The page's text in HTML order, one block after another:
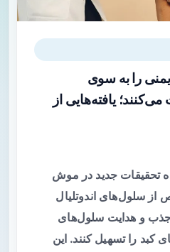
را به سوی
یافته‌هایی از
تحقیقات جدید در موش
سلول‌های اندوتلیال
جذب و هدایت سلول‌های
کبد را تسهیل کنند. این